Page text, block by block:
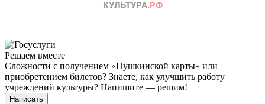
Решаем вместе
Сложности с получением «Пушкинской карты» или
приобретением билетов? Знаете, как улучшить работу
учреждений культуры? Напишите — решим!
Написать